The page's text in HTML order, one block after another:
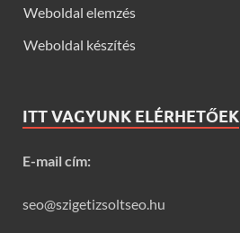
Weboldal elemzés
Weboldal készítés
ITT VAGYUNK ELÉRHETŐEK
E-mail cím:
seo@szigetizsoltseo.hu